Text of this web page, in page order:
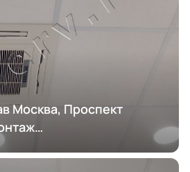
Москва, Проспект